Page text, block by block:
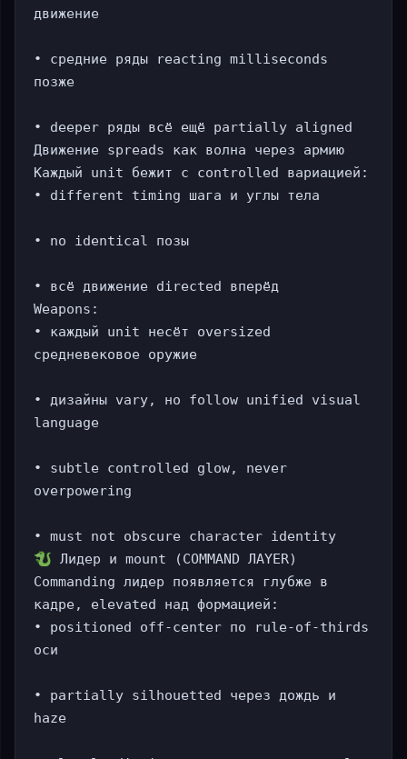
движение
• средние ряды reacting milliseconds
позже
• deeper ряды всё ещё partially aligned
Движение spreads как волна через армию
Каждый unit бежит с controlled вариацией:
• different timing шага и углы тела
• no identical позы
• всё движение directed вперёд
Weapons:
• каждый unit несёт oversized
средневековое оружие
• дизайны vary, но follow unified visual
language
• subtle controlled glow, never
overpowering
Лидер и mount (COMMAND ЛAYER)
Commanding лидер появляется глубже в
кадре, elevated над формацией:
• positioned off-center по rule-of-thirds
оси
• partially silhouetted через дождь и
haze